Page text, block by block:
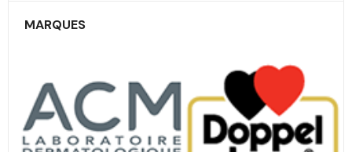
MARQUES